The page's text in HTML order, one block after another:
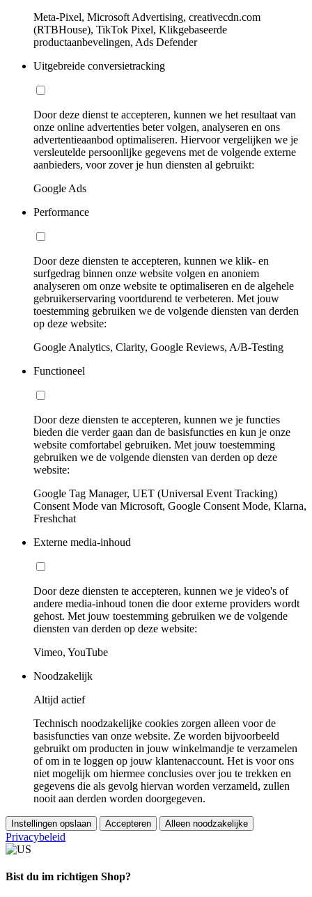
Meta-Pixel, Microsoft Advertising, creativecdn.com
(RTBHouse), TikTok Pixel, Klikgebaseerde
productaanbevelingen, Ads Defender
Uitgebreide conversietracking
Door deze dienst te accepteren, kunnen we het resultaat van
onze online advertenties beter volgen, analyseren en ons
advertentieaanbod optimaliseren. Hiervoor vergelijken we je
versleutelde persoonlijke gegevens met de volgende externe
aanbieders, voor zover je hun diensten al gebruikt:
Google Ads
Performance
Door deze diensten te accepteren, kunnen we klik- en
surfgedrag binnen onze website volgen en anoniem
analyseren om onze website te optimaliseren en de algehele
gebruikerservaring voortdurend te verbeteren. Met jouw
toestemming gebruiken we de volgende diensten van derden
op deze website:
Google Analytics, Clarity, Google Reviews, A/B-Testing
Functioneel
Door deze diensten te accepteren, kunnen we je functies
bieden die verder gaan dan de basisfuncties en kun je onze
website comfortabel gebruiken. Met jouw toestemming
gebruiken we de volgende diensten van derden op deze
website:
Google Tag Manager, UET (Universal Event Tracking)
Consent Mode van Microsoft, Google Consent Mode, Klarna,
Freshchat
Externe media-inhoud
Door deze diensten te accepteren, kunnen we je video's of
andere media-inhoud tonen die door externe providers wordt
gehost. Met jouw toestemming gebruiken we de volgende
diensten van derden op deze website:
Vimeo, YouTube
Noodzakelijk
Altijd actief
Technisch noodzakelijke cookies zorgen alleen voor de
basisfuncties van onze website. Ze worden bijvoorbeeld
gebruikt om producten in jouw winkelmandje te verzamelen
of om in te loggen op jouw klantenaccount. Het is voor ons
niet mogelijk om hiermee conclusies over jou te trekken en
gegevens die als gevolg hiervan worden verzameld, zullen
nooit aan derden worden doorgegeven.
Instellingen opslaan Accepteren Alleen noodzakelijke
Privacybeleid
Bist du im richtigen Shop?